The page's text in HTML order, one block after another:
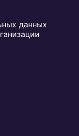
данных